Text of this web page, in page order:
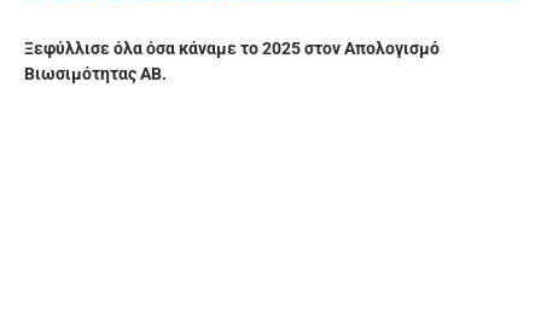
Ξεφύλλισε όλα όσα κάναμε το 2025 στον Απολογισμό
Βιωσιμότητας ΑΒ.